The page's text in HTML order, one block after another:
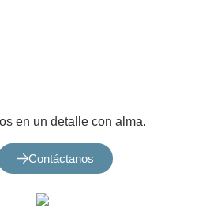
en un detalle con alma.
Contáctanos